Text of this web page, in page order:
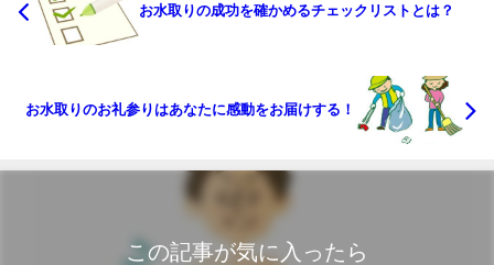
お水取りの成功を確かめるチェックリストとは？
お水取りのお礼参りはあなたに感動をお届けする！
この記事が気に入ったら